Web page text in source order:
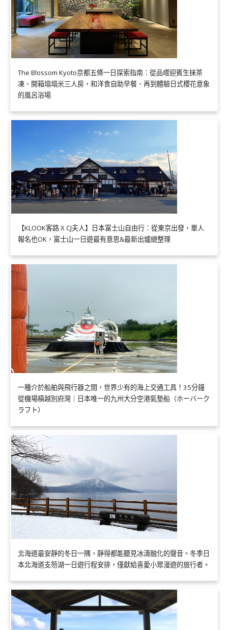
The Blossom Kyoto京都五條一日探索指南：從品嚐迎賓生抹茶
凍、開箱塌塌米三人房，和洋食自助早餐、再到體驗日式櫻花意象
的風呂浴場
【KLOOK客路 X CJ夫人】日本富士山自由行：從東京出發，單人
報名也OK，富士山一日遊最有意思&最新出爐總整理
一種介於船舶與飛行器之間，世界少有的海上交通工具！35分鐘
從機場橫越別府灣｜日本唯一的九州大分空港氣墊船（ホーバーク
ラフト）
北海道最安靜的冬日一隅，靜得都能聽見冰濤融化的聲音。冬季日
本北海道支笏湖一日遊行程安排，僅獻給喜愛小眾漫遊的旅行者。